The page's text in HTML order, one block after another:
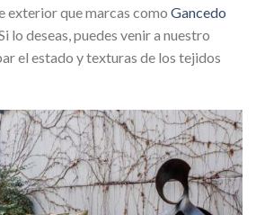
exterior que marcas como Gancedo
lo deseas, puedes venir a nuestro
el estado y texturas de los tejidos